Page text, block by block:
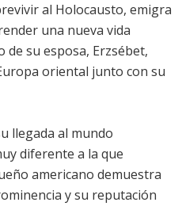
al Holocausto, emigra
una nueva vida
su esposa, Erzsébet,
oriental junto con su
llegada al mundo
diferente a la que
americano demuestra
y su reputación